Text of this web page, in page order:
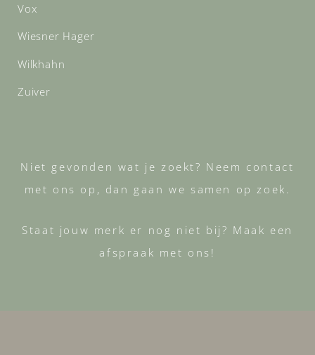
Vox
Wiesner Hager
Wilkhahn
Zuiver
Niet gevonden wat je zoekt? Neem contact
met ons op, dan gaan we samen op zoek.
Staat jouw merk er nog niet bij? Maak een
afspraak met ons!